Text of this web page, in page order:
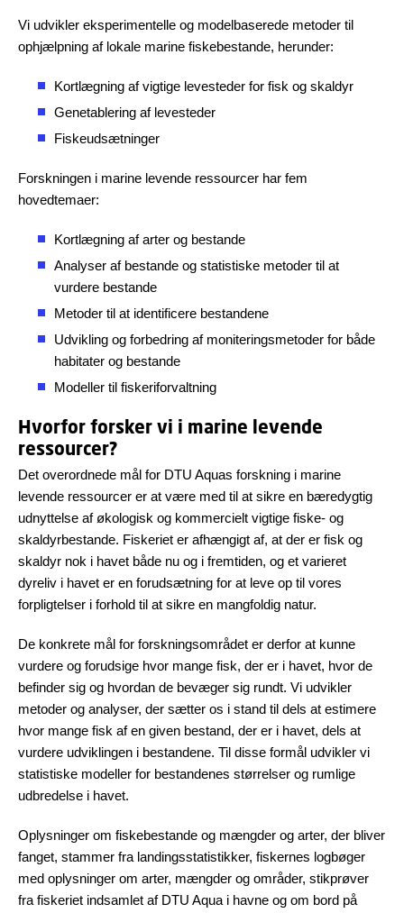
Vi udvikler eksperimentelle og modelbaserede metoder til
ophjælpning af lokale marine fiskebestande, herunder:
Kortlægning af vigtige levesteder for fisk og skaldyr
Genetablering af levesteder
Fiskeudsætninger
Forskningen i marine levende ressourcer har fem
hovedtemaer:
Kortlægning af arter og bestande
Analyser af bestande og statistiske metoder til at
vurdere bestande
Metoder til at identificere bestandene
Udvikling og forbedring af moniteringsmetoder for både
habitater og bestande
Modeller til fiskeriforvaltning
Hvorfor forsker vi i marine levende
ressourcer?
Det overordnede mål for DTU Aquas forskning i marine
levende ressourcer er at være med til at sikre en bæredygtig
udnyttelse af økologisk og kommercielt vigtige fiske- og
skaldyrbestande. Fiskeriet er afhængigt af, at der er fisk og
skaldyr nok i havet både nu og i fremtiden, og et varieret
dyreliv i havet er en forudsætning for at leve op til vores
forpligtelser i forhold til at sikre en mangfoldig natur.
De konkrete mål for forskningsområdet er derfor at kunne
vurdere og forudsige hvor mange fisk, der er i havet, hvor de
befinder sig og hvordan de bevæger sig rundt. Vi udvikler
metoder og analyser, der sætter os i stand til dels at estimere
hvor mange fisk af en given bestand, der er i havet, dels at
vurdere udviklingen i bestandene. Til disse formål udvikler vi
statistiske modeller for bestandenes størrelser og rumlige
udbredelse i havet.
Oplysninger om fiskebestande og mængder og arter, der bliver
fanget, stammer fra landingsstatistikker, fiskernes logbøger
med oplysninger om arter, mængder og områder, stikprøver
fra fiskeriet indsamlet af DTU Aqua i havne og om bord på